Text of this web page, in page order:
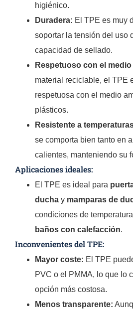
higiénico.
Duradera: El TPE es muy
soportar la tensión del uso
capacidad de sellado.
Respetuoso con el
material reciclable, el TPE
respetuosa con el medio
plásticos.
Resistente a
se comporta bien tanto en
calientes, manteniendo su
Aplicaciones ideales:
El TPE es ideal para
ducha y mamparas de
condiciones de
baños con calefacción.
Inconvenientes del TPE:
Mayor coste: El TPE
PVC o el PMMA, lo que lo
opción más costosa.
Menos transparente: